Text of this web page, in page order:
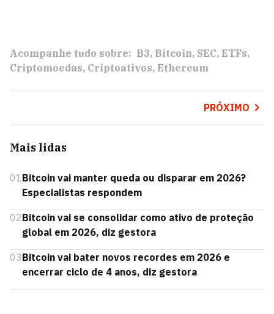
Acompanhe tudo sobre: B3 Bitcoin SEC ETFs
Criptomoedas Criptoativos Ethereum
PRÓXIMO
Mais lidas
01Bitcoin vai manter queda ou disparar em 2026?
Especialistas respondem
02Bitcoin vai se consolidar como ativo de proteção
global em 2026, diz gestora
03Bitcoin vai bater novos recordes em 2026 e
encerrar ciclo de 4 anos, diz gestora